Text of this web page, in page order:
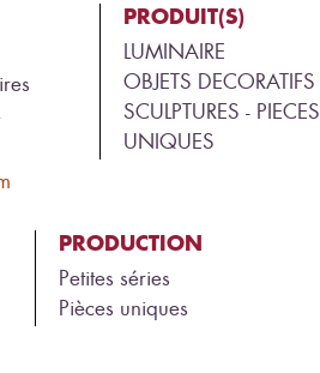
PRODUIT(S)
LUMINAIRE
OBJETS DECORATIFS
SCULPTURES - PIECES
UNIQUES
PRODUCTION
Petites séries
Pièces uniques